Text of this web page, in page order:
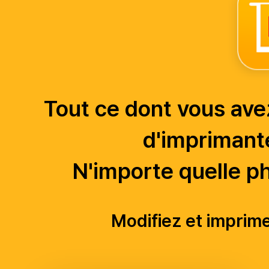
Tout ce dont vous
N'importe quelle
Modifiez et